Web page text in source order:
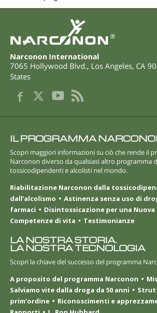
®
Narconon International
7065 Hollywood Blvd., Los Angeles, CA
States
IL PROGRAMMA
Scopri maggiori informazioni su ciò che rende il
Narconon diverso da qualsiasi altro programma
tossicodipendenti e alcolisti nel mondo.
Riabilitazione Narconon dalla
dall’alcolismo
Astinenza senza uso di
farmaci
Disintossicazione per una Nuova
Competenze di vita
Testimonianze
LA NOSTRA STORIA.
LA NOSTRA TECNOLOGIA
Scopri la chiave del successo del programma
A proposito del programma Narconon
Salviamo vite dalla droga da 50 anni
prim’ordine
Riconoscimenti e